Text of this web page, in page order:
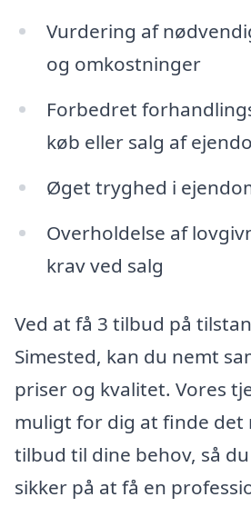
Vurdering af
og omkostninger
Forbedret
køb eller salg af
Øget tryghed i
Overholdelse af
krav ved salg
Ved at få 3 tilbud på
Simested, kan du nemt
priser og kvalitet. Vores
muligt for dig at finde det
tilbud til dine behov, så
sikker på at få en